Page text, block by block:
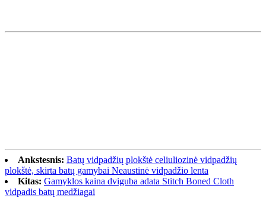
Ankstesnis: Batų vidpadžių plokštė celiuliozinė vidpadžių
plokštė, skirta batų gamybai Neaustinė vidpadžio lenta
Kitas: Gamyklos kaina dviguba adata Stitch Boned Cloth
vidpadis batų medžiagai